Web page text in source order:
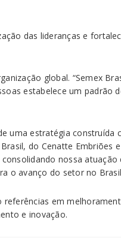
das lideranças e
global. “Semex
estabelece um padrão
uma estratégia construída
do Cenatte Embriões
nossa
o avanço do setor no
em
e inovação.